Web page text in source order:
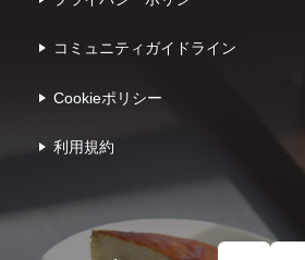
コミュニティガイドライン
Cookieポリシー
利⽤規約